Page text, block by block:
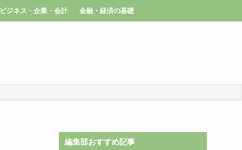
ビジネス・企業・会計 金融・経済の基礎
編集部おすすめ記事